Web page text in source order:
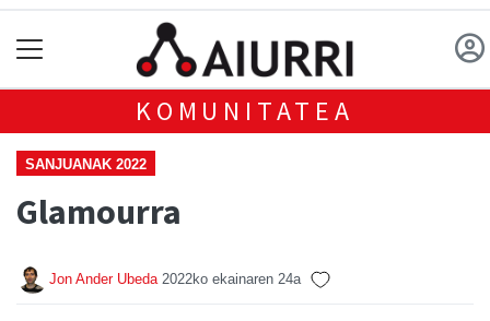
KOMUNITATEA
SANJUANAK 2022
Glamourra
Jon Ander Ubeda 2022ko ekainaren 24a